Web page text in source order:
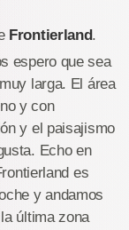
Frontierland.
espero que sea
larga. El área
y con
y el paisajismo
Echo en
es
y andamos
última zona